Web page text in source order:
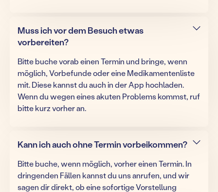
Muss ich vor dem Besuch etwas
vorbereiten?
Bitte buche vorab einen Termin und bringe, wenn
möglich, Vorbefunde oder eine Medikamentenliste
mit. Diese kannst du auch in der App hochladen.
Wenn du wegen eines akuten Problems kommst, ruf
bitte kurz vorher an.
Kann ich auch ohne Termin vorbeikommen?
Bitte buche, wenn möglich, vorher einen Termin. In
dringenden Fällen kannst du uns anrufen, und wir
sagen dir direkt, ob eine sofortige Vorstellung